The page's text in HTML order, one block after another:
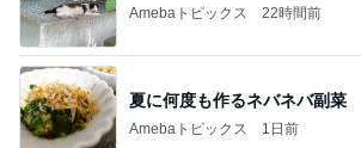
Amebaトピックス 22時間前
夏に何度も作るネバネバ副菜
Amebaトピックス 1日前